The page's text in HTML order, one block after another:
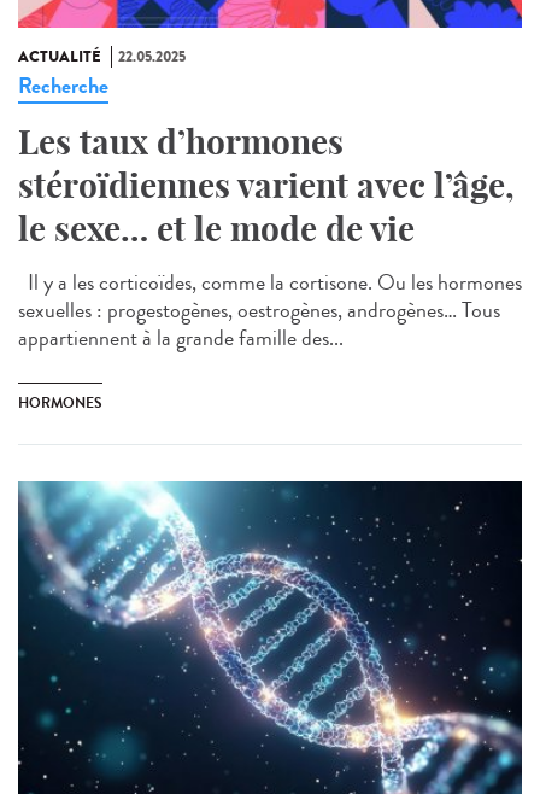
ACTUALITÉ 22.05.2025
Recherche
Les taux d’hormones
stéroïdiennes varient avec l’âge,
le sexe… et le mode de vie
Il y a les corticoïdes, comme la cortisone. Ou les hormones
sexuelles : progestogènes, oestrogènes, androgènes… Tous
appartiennent à la grande famille des...
HORMONES